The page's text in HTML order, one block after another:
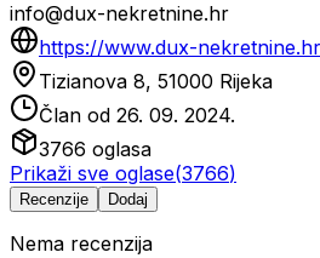
info@dux-nekretnine.hr
https://www.dux-
Tizianova 8, 51000 Rijeka
Član od 26. 09. 2024.
3766 oglasa
Prikaži sve oglase(3766)
Recenzije Dodaj
Nema recenzija